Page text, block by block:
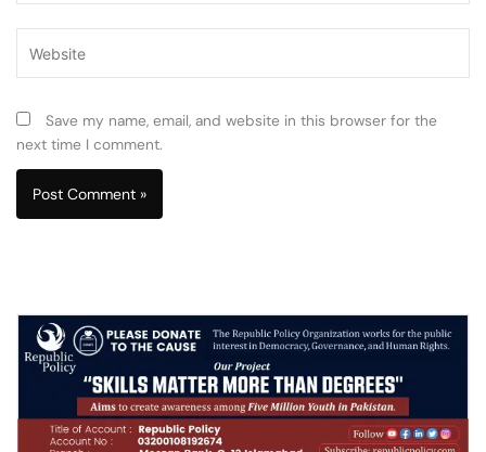
Save my name, email, and website in this browser for the
next time I comment.